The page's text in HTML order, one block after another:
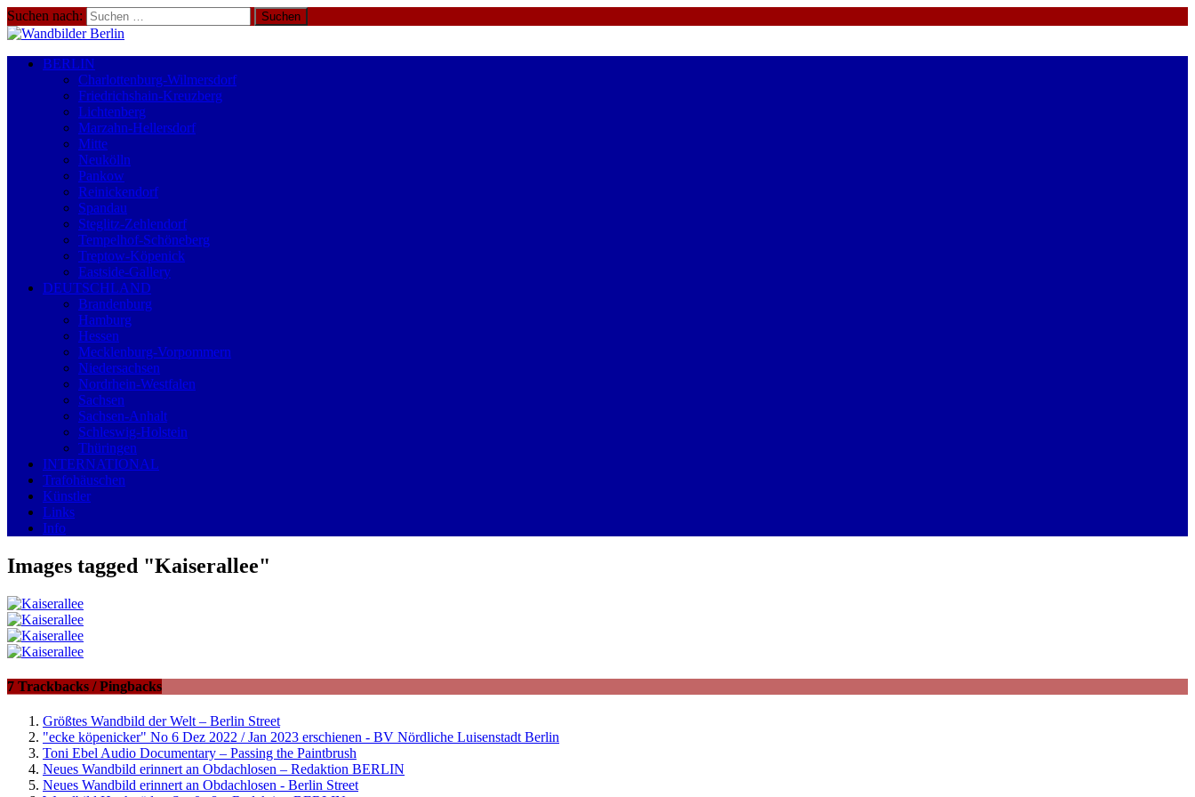
Suchen nach:
BERLIN
Charlottenburg-Wilmersdorf
Friedrichshain-Kreuzberg
Lichtenberg
Marzahn-Hellersdorf
Mitte
Neukölln
Pankow
Reinickendorf
Spandau
Steglitz-Zehlendorf
Tempelhof-Schöneberg
Treptow-Köpenick
Eastside-Gallery
DEUTSCHLAND
Brandenburg
Hamburg
Hessen
Mecklenburg-Vorpommern
Niedersachsen
Nordrhein-Westfalen
Sachsen
Sachsen-Anhalt
Schleswig-Holstein
Thüringen
INTERNATIONAL
Trafohäuschen
Künstler
Links
Info
Images tagged "Kaiserallee"
7 Trackbacks / Pingbacks
Größtes Wandbild der Welt – Berlin Street
"ecke köpenicker" No 6 Dez 2022 / Jan 2023 erschienen - BV Nördliche Luisenstadt Berlin
Toni Ebel Audio Documentary – Passing the Paintbrush
Neues Wandbild erinnert an Obdachlosen – Redaktion BERLIN
Neues Wandbild erinnert an Obdachlosen - Berlin Street